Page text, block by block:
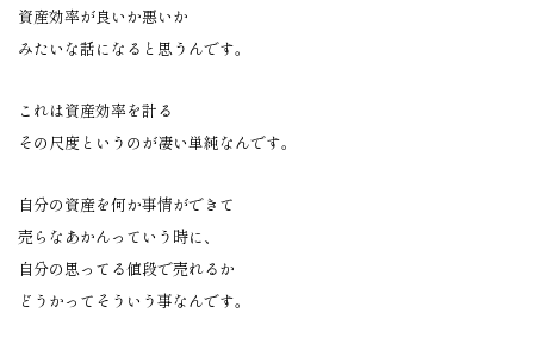
資産効率が良いか悪いか
みたいな話になると思うんです。
これは資産効率を計る
その尺度というのが凄い単純なんです。
自分の資産を何か事情ができて
売らなあかんっていう時に、
自分の思ってる値段で売れるか
どうかってそういう事なんです。